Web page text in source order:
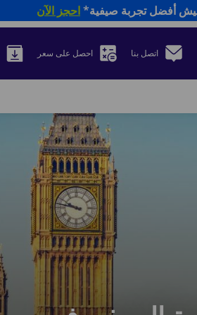
اتصل بنا احصل على سعر
أفضل تجربة صيفية*احجز الآن